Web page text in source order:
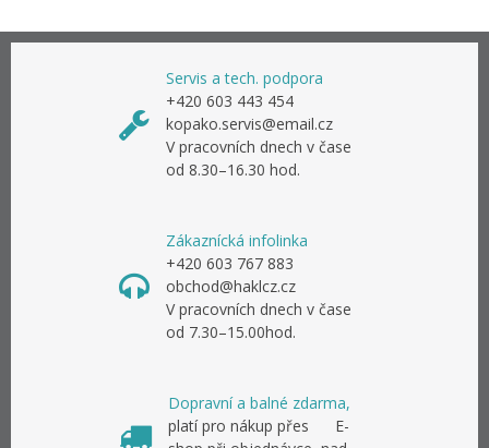
Servis a tech. podpora
+420 603 443 454
kopako.servis@email.cz
V pracovních dnech v čase
od 8.30–16.30 hod.
Zákaznícká infolinka
+420 603 767 883
obchod@haklcz.cz
V pracovních dnech v čase
od 7.30–15.00hod.
Dopravní a balné zdarma,
platí pro nákup přes E-